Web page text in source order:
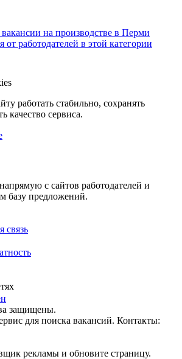
на производстве в Перми
работодателей в этой категории
работать стабильно, сохранять
качество сервиса.
с сайтов работодателей и
базу предложений.
связь
защищены.
для поиска вакансий. Контакты:
рекламы и обновите страницу.